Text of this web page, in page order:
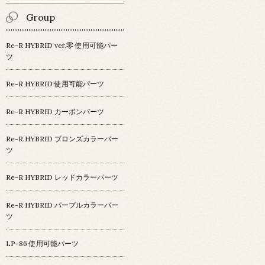
Group
Re-R HYBRID ver.零 使用可能パー
ツ
Re-R HYBRID 使用可能パーツ
Re-R HYBRID カーボンパーツ
Re-R HYBRID ブロンズカラーパー
ツ
Re-R HYBRID レッドカラーパーツ
Re-R HYBRID パープルカラーパー
ツ
LP-86 使用可能パーツ